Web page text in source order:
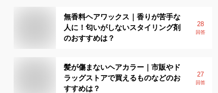
無香料ヘアワックス｜香りが苦手な
人に！匂いがしないスタイリング剤
のおすすめは？
28
回答
髪が傷まないヘアカラー｜市販やド
ラッグストアで買えるものなどのお
すすめは？
27
回答